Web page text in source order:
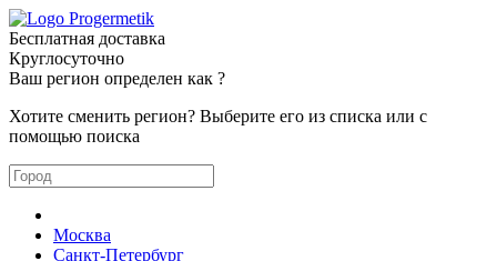
Бесплатная доставка
Круглосуточно
Ваш регион определен как ?
Хотите сменить регион? Выберите его из списка или с
помощью поиска
Москва
Санкт-Петербург